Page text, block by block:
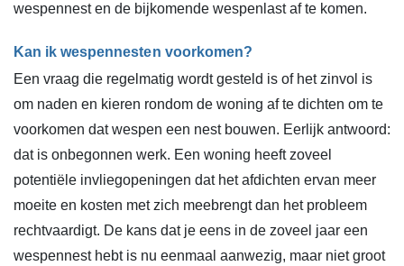
wespennest en de bijkomende wespenlast af te komen.
Kan ik wespennesten voorkomen?
Een vraag die regelmatig wordt gesteld is of het zinvol is
om naden en kieren rondom de woning af te dichten om te
voorkomen dat wespen een nest bouwen. Eerlijk antwoord:
dat is onbegonnen werk. Een woning heeft zoveel
potentiële invliegopeningen dat het afdichten ervan meer
moeite en kosten met zich meebrengt dan het probleem
rechtvaardigt. De kans dat je eens in de zoveel jaar een
wespennest hebt is nu eenmaal aanwezig, maar niet groot